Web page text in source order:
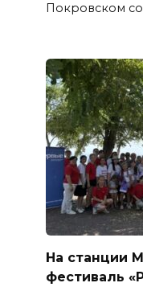
Покровском
На станции
фестиваль